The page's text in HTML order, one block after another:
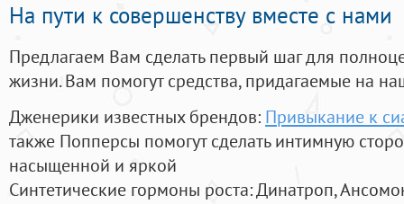
На пути к совершенству вместе с нами
Предлагаем Вам сделать первый шаг для
жизни. Вам помогут средства, придагаемые на
Дженерики известных брендов: Привыкание к
также Попперсы помогут сделать интимную
насыщенной и яркой
Синтетические гормоны роста: Динатроп,